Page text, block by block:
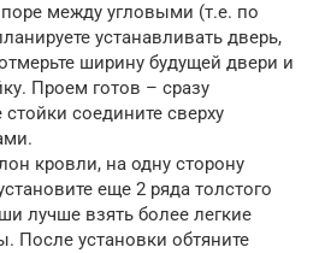
между угловыми (т.е. по
устанавливать дверь,
ширину будущей двери и
Проем готов – сразу
соедините сверху
кровли, на одну сторону
еще 2 ряда толстого
лучше взять более легкие
После установки обтяните